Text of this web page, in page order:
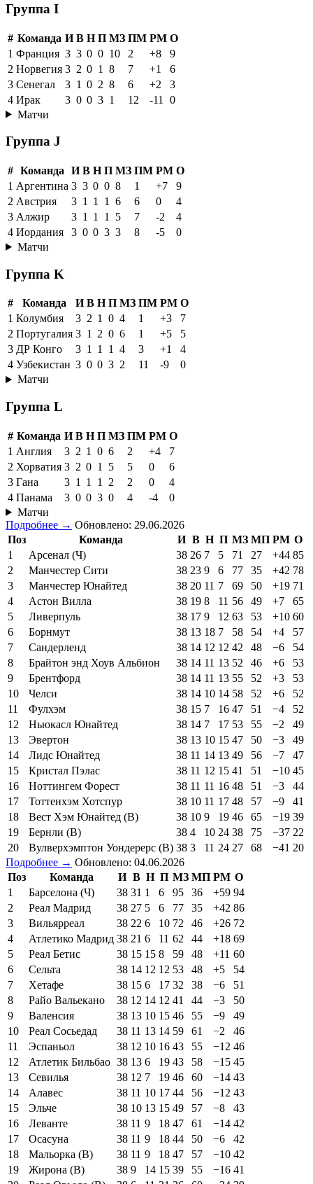
Группа I
# Команда И В Н П МЗ ПМ РМ О
1 Франция 3 3 0 0 10 2 +8
9
2 Норвегия 3 2 0 1 8 7 +1
6
3 Сенегал 3 1 0 2 8 6 +2
3
4 Ирак 3 0 0 3 1 12 -11
0
Матчи
Группа J
# Команда И В Н П МЗ ПМ РМ О
1 Аргентина 3 3 0 0 8 1 +7
9
2 Австрия 3 1 1 1 6 6 0
4
3 Алжир 3 1 1 1 5 7 -2
4
4 Иордания 3 0 0 3 3 8 -5
0
Матчи
Группа K
# Команда И В Н П МЗ ПМ РМ О
1 Колумбия 3 2 1 0 4 1 +3
7
2 Португалия 3 1 2 0 6 1 +5
5
3 ДР Конго 3 1 1 1 4 3 +1
4
4 Узбекистан 3 0 0 3 2 11 -9
0
Матчи
Группа L
# Команда И В Н П МЗ ПМ РМ О
1 Англия 3 2 1 0 6 2 +4
7
2 Хорватия 3 2 0 1 5 5 0
6
3 Гана 3 1 1 1 2 2 0
4
4 Панама 3 0 0 3 0 4 -4
0
Матчи
Подробнее → Обновлено: 29.06.2026
Поз
Команда И В Н П МЗ МП РМ О
1
Арсенал (Ч) 38 26 7 5 71 27 +44 85
2
Манчестер Сити 38 23 9 6 77 35 +42 78
3
Манчестер Юнайтед 38 20 11 7 69 50 +19 71
4
Астон Вилла 38 19 8 11 56 49 +7
65
5
Ливерпуль 38 17 9 12 63 53 +10 60
6
Борнмут 38 13 18 7 58 54 +4
57
7
Сандерленд 38 14 12 12 42 48 −6
54
8
Брайтон энд Хоув Альбион 38 14 11 13 52 46 +6
53
9
Брентфорд 38 14 11 13 55 52 +3
53
10
Челси 38 14 10 14 58 52 +6
52
11
Фулхэм 38 15 7 16 47 51 −4
52
12
Ньюкасл Юнайтед 38 14 7 17 53 55 −2
49
13
Эвертон 38 13 10 15 47 50 −3
49
14
Лидс Юнайтед 38 11 14 13 49 56 −7
47
15
Кристал Пэлас 38 11 12 15 41 51 −10 45
16
Ноттингем Форест 38 11 11 16 48 51 −3
44
17
Тоттенхэм Хотспур 38 10 11 17 48 57 −9
41
18
Вест Хэм Юнайтед (В) 38 10 9 19 46 65 −19 39
19
Бернли (В) 38 4 10 24 38 75 −37 22
20
Вулверхэмптон Уондерерс (В) 38 3 11 24 27 68 −41 20
Подробнее → Обновлено: 04.06.2026
Поз
Команда И В Н П МЗ МП РМ О
1
Барселона (Ч) 38 31 1 6 95 36 +59 94
2
Реал Мадрид 38 27 5 6 77 35 +42 86
3
Вильярреал 38 22 6 10 72 46 +26 72
4
Атлетико Мадрид 38 21 6 11 62 44 +18 69
5
Реал Бетис 38 15 15 8 59 48 +11 60
6
Сельта 38 14 12 12 53 48 +5
54
7
Хетафе 38 15 6 17 32 38 −6
51
8
Райо Вальекано 38 12 14 12 41 44 −3
50
9
Валенсия 38 13 10 15 46 55 −9
49
10
Реал Сосьедад 38 11 13 14 59 61 −2
46
11
Эспаньол 38 12 10 16 43 55 −12 46
12
Атлетик Бильбао 38 13 6 19 43 58 −15 45
13
Севилья 38 12 7 19 46 60 −14 43
14
Алавес 38 11 10 17 44 56 −12 43
15
Эльче 38 10 13 15 49 57 −8
43
16
Леванте 38 11 9 18 47 61 −14 42
17
Осасуна 38 11 9 18 44 50 −6
42
18
Мальорка (В) 38 11 9 18 47 57 −10 42
19
Жирона (В) 38 9 14 15 39 55 −16 41